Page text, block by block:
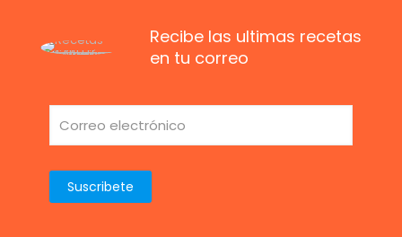
Recibe las ultimas recetas
en tu correo